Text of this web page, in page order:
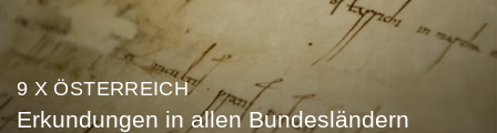
9 X ÖSTERREICH
Erkundungen in allen Bundesländern